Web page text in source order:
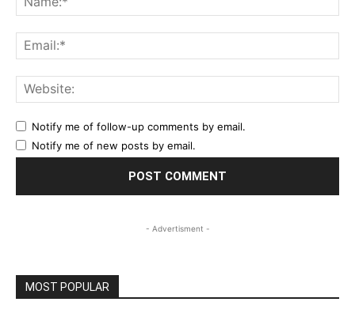
Notify me of follow-up comments by email.
Notify me of new posts by email.
- Advertisment -
MOST POPULAR